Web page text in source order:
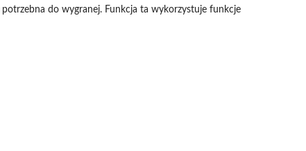
do wygranej. Funkcja ta wykorzystuje funkcje